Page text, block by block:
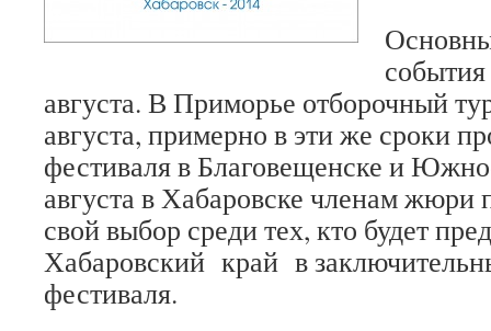
августа. В Приморье отборочный
августа, примерно в эти же сроки
фестиваля в Благовещенске и
августа в Хабаровске членам жюри
свой выбор среди тех, кто будет
Хабаровский край в
фестиваля.